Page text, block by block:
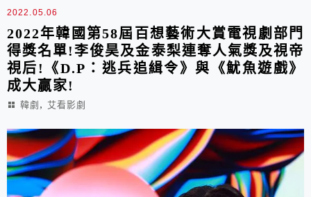
2022.05.06
2022年韓國第58屆百想藝術大賞電視劇部門
得獎名單!李俊昊及金泰梨連奪人氣獎及視帝
視后!《D.P：逃兵追緝令》與《魷魚遊戲》
成大贏家!
韓劇 , 艾看影劇